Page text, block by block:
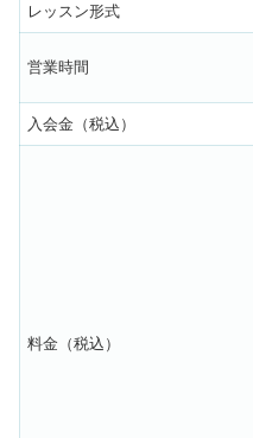
レッスン形式
営業時間
入会金（税込）
料金（税込）